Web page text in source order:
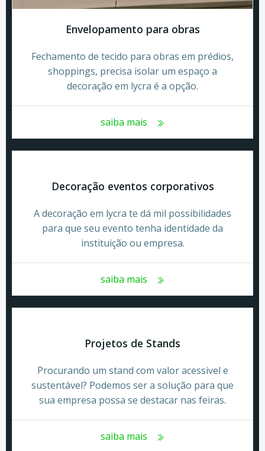
Envelopamento para obras
Fechamento de tecido para obras em prédios,
shoppings, precisa isolar um espaço a
decoração em lycra é a opção.
saiba mais
Decoração eventos corporativos
A decoração em lycra te dá mil possibilidades
para que seu evento tenha identidade da
instituição ou empresa.
saiba mais
Projetos de Stands
Procurando um stand com valor acessivel e
sustentável? Podemos ser a solução para que
sua empresa possa se destacar nas feiras.
saiba mais